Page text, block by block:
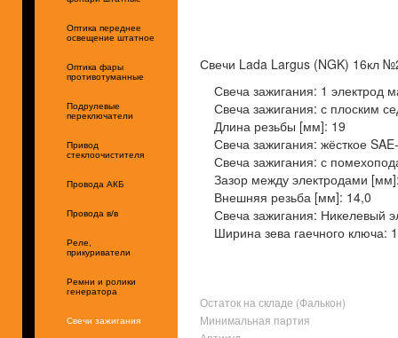
Оптика переднее
освещение штатное
Оптика фары
противотуманные
Подрулевые
переключатели
Привод
стеклоочистителя
Провода АКБ
Провода в/в
Реле,
прикуриватели
Ремни и ролики
генератора
Свечи зажигания
Свечи Lada Largus (NGK) 16кл
Свеча зажигания: 1 электрод
Свеча зажигания: с плоским
Длина резьбы [мм]: 19
Свеча зажигания: жёсткое
Свеча зажигания: с
Зазор между электродами
Внешняя резьба [мм]: 14,0
Свеча зажигания: Никелевый
Ширина зева гаечного ключа:
Остаток на складе (Фалькон)
Минимальная партия